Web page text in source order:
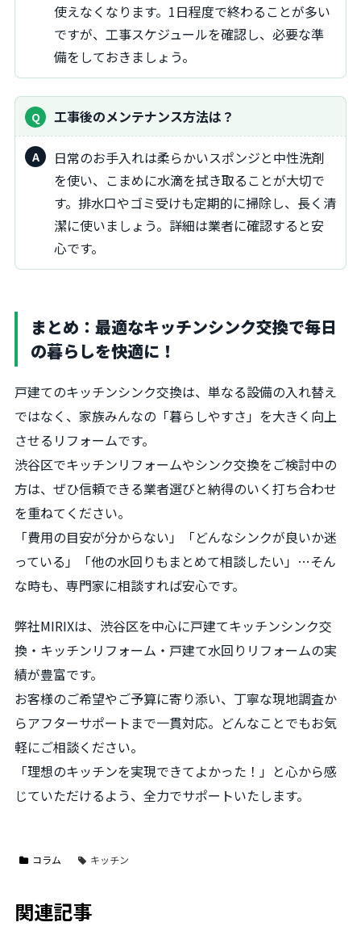
使えなくなります。1日程度で終わることが多い
ですが、工事スケジュールを確認し、必要な準
備をしておきましょう。
工事後のメンテナンス方法は？
日常のお手入れは柔らかいスポンジと中性洗剤
を使い、こまめに水滴を拭き取ることが大切で
す。排水口やゴミ受けも定期的に掃除し、長く清
潔に使いましょう。詳細は業者に確認すると安
心です。
まとめ：最適なキッチンシンク交換で毎日
の暮らしを快適に！
戸建てのキッチンシンク交換は、単なる設備の入れ替え
ではなく、家族みんなの「暮らしやすさ」を大きく向上
させるリフォームです。
渋谷区でキッチンリフォームやシンク交換をご検討中の
方は、ぜひ信頼できる業者選びと納得のいく打ち合わせ
を重ねてください。
「費用の目安が分からない」「どんなシンクが良いか迷
っている」「他の水回りもまとめて相談したい」…そん
な時も、専門家に相談すれば安心です。
弊社MIRIXは、渋谷区を中心に戸建てキッチンシンク交
換・キッチンリフォーム・戸建て水回りリフォームの実
績が豊富です。
お客様のご希望やご予算に寄り添い、丁寧な現地調査か
らアフターサポートまで一貫対応。どんなことでもお気
軽にご相談ください。
「理想のキッチンを実現できてよかった！」と心から感
じていただけるよう、全力でサポートいたします。
コラム キッチン
関連記事